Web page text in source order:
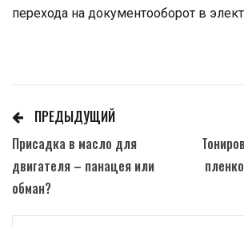
перехода на документооборот в
ПРЕДЫДУЩИЙ
Присадка в масло для
двигателя – панацея или
обман?